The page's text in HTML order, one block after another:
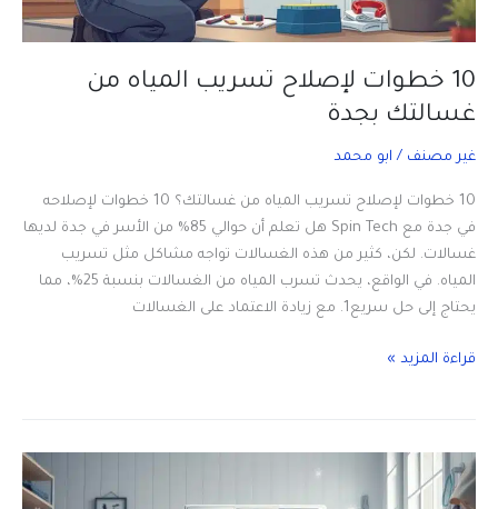
10 خطوات لإصلاح تسريب المياه من
غسالتك بجدة
غير مصنف / ابو محمد
10 خطوات لإصلاح تسريب المياه من غسالتك؟ 10 خطوات لإصلاحه
في جدة مع Spin Tech هل تعلم أن حوالي 85% من الأسر في جدة لديها
غسالات. لكن، كثير من هذه الغسالات تواجه مشاكل مثل تسريب
المياه. في الواقع، يحدث تسرب المياه من الغسالات بنسبة 25%، مما
يحتاج إلى حل سريع1. مع زيادة الاعتماد على الغسالات
10
المياه
من
قراءة المزيد »